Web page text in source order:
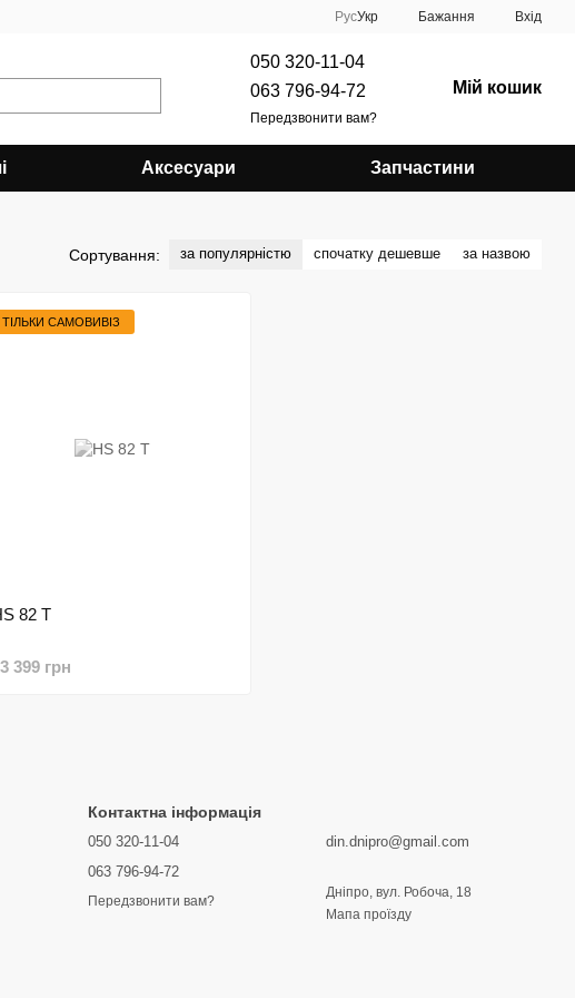
РусУкр Бажання Вхід
050 320-11-04
063 796-94-72
Передзвонити вам?
Мій кошик
Аксесуари Запчастини
Сортування: за популярністю спочатку дешевше за назвою
ТІЛЬКИ САМОВИВІЗ
82 T
399 грн
Контактна інформація
050 320-11-04
063 796-94-72
Передзвонити вам?
din.dnipro@gmail.com
Дніпро, вул. Робоча, 18
Мапа проїзду